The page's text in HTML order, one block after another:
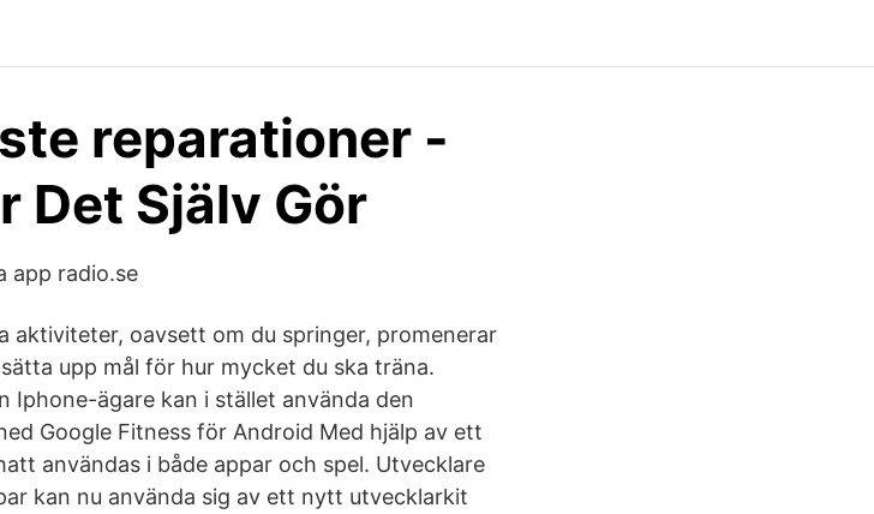
reparationer -
Det Själv Gör
app radio.se
aktiviteter, oavsett om du springer, promenerar
upp mål för hur mycket du ska träna.
Iphone-ägare kan i stället använda den
Google Fitness för Android Med hjälp av ett
användas i både appar och spel. Utvecklare
kan nu använda sig av ett nytt utvecklarkit